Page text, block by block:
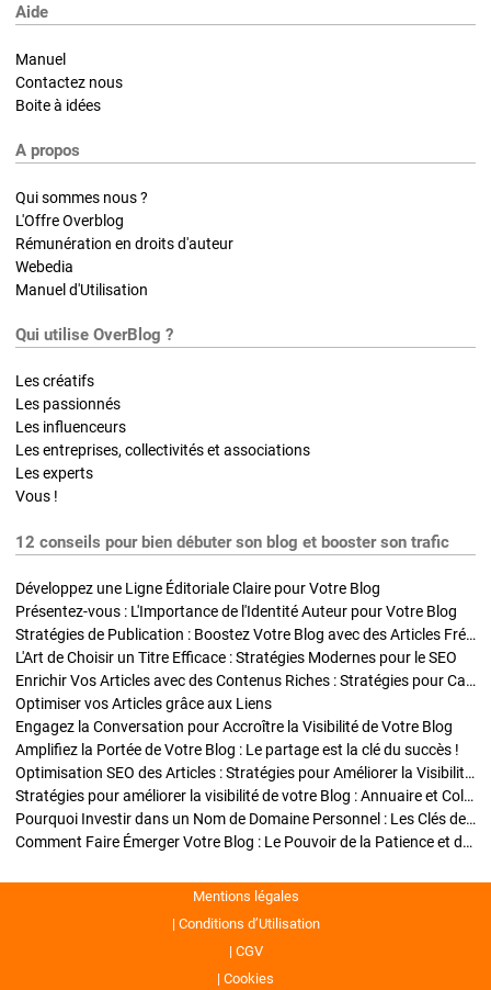
Aide
Manuel
Contactez nous
Boite à idées
A propos
Qui sommes nous ?
L'Offre Overblog
Rémunération en droits d'auteur
Webedia
Manuel d'Utilisation
Qui utilise OverBlog ?
Les créatifs
Les passionnés
Les influenceurs
Les entreprises, collectivités et associations
Les experts
Vous !
12 conseils pour bien débuter son blog et booster son trafic
Développez une Ligne Éditoriale Claire pour Votre Blog
Présentez-vous : L'Importance de l'Identité Auteur pour Votre Blog
Stratégies de Publication : Boostez Votre Blog avec des Articles Fréquents et Exclusifs
L'Art de Choisir un Titre Efficace : Stratégies Modernes pour le SEO
Enrichir Vos Articles avec des Contenus Riches : Stratégies pour Captiver et Optimiser
Optimiser vos Articles grâce aux Liens
Engagez la Conversation pour Accroître la Visibilité de Votre Blog
Amplifiez la Portée de Votre Blog : Le partage est la clé du succès !
Optimisation SEO des Articles : Stratégies pour Améliorer la Visibilité de Votre Blog
Stratégies pour améliorer la visibilité de votre Blog : Annuaire et Collaborations
Pourquoi Investir dans un Nom de Domaine Personnel : Les Clés de la Réussite de Votre Blog
Comment Faire Émerger Votre Blog : Le Pouvoir de la Patience et de la Persévérance
Mentions légales
Conditions d’Utilisation
CGV
Cookies